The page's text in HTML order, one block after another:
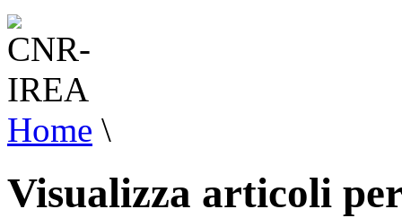
Home \
Visualizza articoli